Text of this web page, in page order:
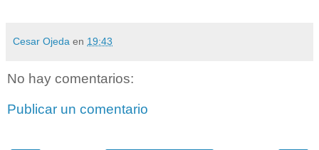
Cesar Ojeda en 19:43
No hay comentarios:
Publicar un comentario